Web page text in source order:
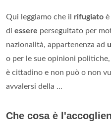
Qui leggiamo che il rifugiato è
di essere perseguitato per
nazionalità, appartenenza ad
o per le sue opinioni
è cittadino e non può o non
avvalersi della ...
Che cosa è